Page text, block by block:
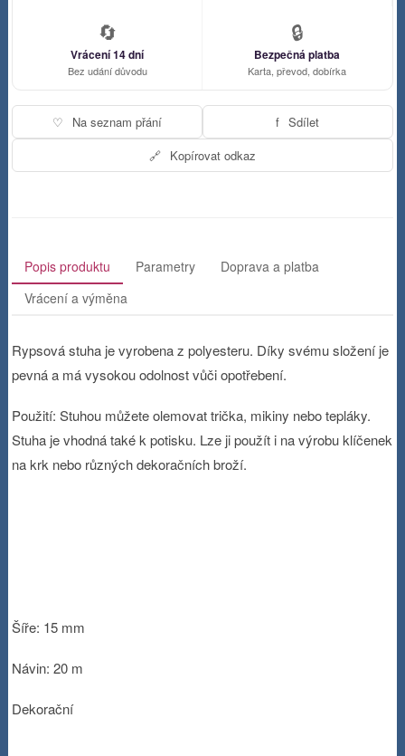
🔄
Vrácení 14 dní
Bez udání důvodu
🔒
Bezpečná platba
Karta, převod, dobírka
♡ Na seznam přání f Sdílet
🔗 Kopírovat odkaz
Popis produktu Parametry
Doprava a platba
Vrácení a výměna
Rypsová stuha je vyrobena z polyesteru. Díky svému složení je
pevná a má vysokou odolnost vůči opotřebení.
Použití: Stuhou můžete olemovat trička, mikiny nebo tepláky.
Stuha je vhodná také k potisku. Lze ji použít i na výrobu klíčenek
na krk nebo různých dekoračních broží.
Šíře: 15 mm
Návin: 20 m
Dekorační